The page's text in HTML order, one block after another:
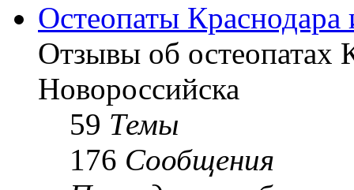
Остеопаты Краснодара
Отзывы об остеопатах
Новороссийска
59 Темы
176 Сообщения